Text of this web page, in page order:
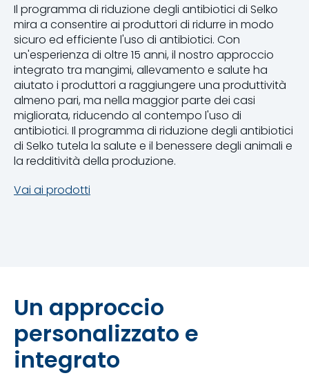
Il programma di riduzione degli antibiotici di Selko
mira a consentire ai produttori di ridurre in modo
sicuro ed efficiente l'uso di antibiotici. Con
un'esperienza di oltre 15 anni, il nostro approccio
integrato tra mangimi, allevamento e salute ha
aiutato i produttori a raggiungere una produttività
almeno pari, ma nella maggior parte dei casi
migliorata, riducendo al contempo l'uso di
antibiotici. Il programma di riduzione degli antibiotici
di Selko tutela la salute e il benessere degli animali e
la redditività della produzione.
Vai ai prodotti
Un approccio
personalizzato e
integrato